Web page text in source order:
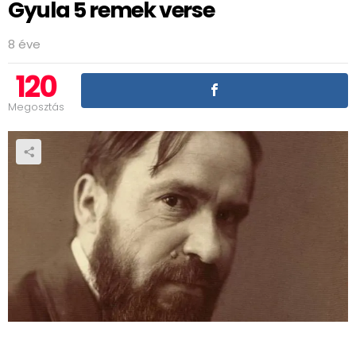
Gyula 5 remek verse
8 éve
120
Megosztás